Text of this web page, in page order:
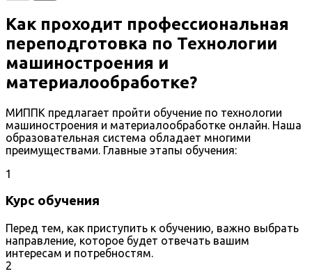
Как проходит профессиональная
переподготовка по Технологии
машиностроения и
материалообработке?
МИППК предлагает пройти обучение по технологии
машиностроения и материалообработке онлайн. Наша
образовательная система обладает многими
преимуществами. Главные этапы обучения:
1
Курс обучения
Перед тем, как приступить к обучению, важно выбрать
направление, которое будет отвечать вашим
интересам и потребностям.
2